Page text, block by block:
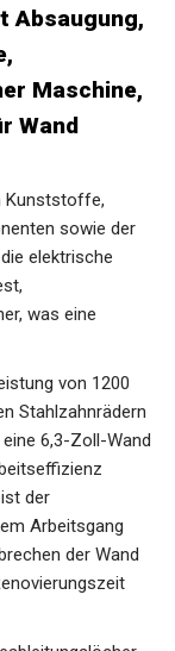
Absaugung,
Maschine,
Wand
Kunststoffe,
sowie der
elektrische
was eine
von 1200
Stahlzahnrädern
6,3-Zoll-Wand
der
Arbeitsgang
der Wand